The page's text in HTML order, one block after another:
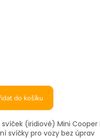
do košíku
(iridiové) Mini Cooper
svíčky pro vozy bez úprav